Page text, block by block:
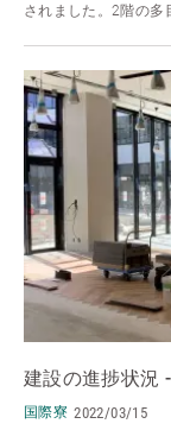
されました。2階の多
建設の進捗状況
国際寮 2022/03/15